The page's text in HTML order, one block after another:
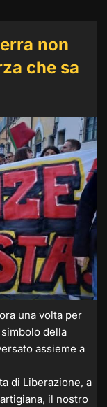
non
che sa
una volta per
della
assieme a
di Liberazione, a
il nostro